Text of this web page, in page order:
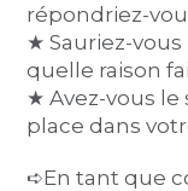
répondriez-
★ Sauriez-
quelle raison
★ Avez-vous
place dans
➪En tant que